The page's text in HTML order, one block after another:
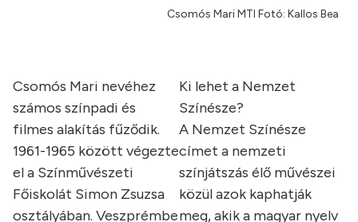
Csomós Mari MTI Fotó: Kallos Bea
Ki lehet a Nemzet
Színésze?
A Nemzet Színésze
címet a nemzeti
színjátszás élő művészei
közül azok kaphatják
meg, akik a magyar nyelv
Csomós Mari nevéhez
számos színpadi és
filmes alakítás fűződik.
1961-1965 között végezte
el a Színművészeti
Főiskolát Simon Zsuzsa
osztályában. Veszprémbe